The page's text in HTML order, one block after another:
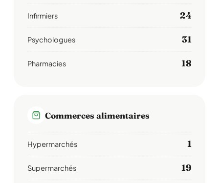
Infirmiers 24
Psychologues 31
Pharmacies 18
Commerces alimentaires
Hypermarchés 1
Supermarchés 19